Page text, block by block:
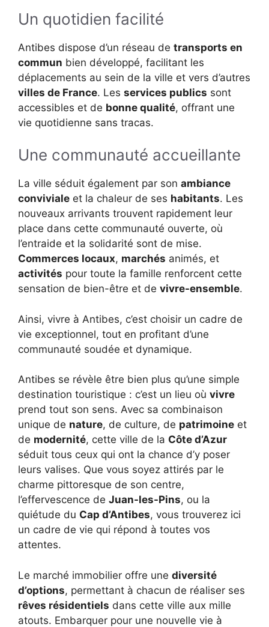
Un quotidien facilité
Antibes dispose d’un réseau de transports en
commun bien développé, facilitant les
déplacements au sein de la ville et vers d’autres
villes de France. Les services publics sont
accessibles et de bonne qualité, offrant une
vie quotidienne sans tracas.
Une communauté accueillante
La ville séduit également par son ambiance
conviviale et la chaleur de ses habitants. Les
nouveaux arrivants trouvent rapidement leur
place dans cette communauté ouverte, où
l’entraide et la solidarité sont de mise.
Commerces locaux, marchés animés, et
activités pour toute la famille renforcent cette
sensation de bien-être et de vivre-ensemble.
Ainsi, vivre à Antibes, c’est choisir un cadre de
vie exceptionnel, tout en profitant d’une
communauté soudée et dynamique.
Antibes se révèle être bien plus qu’une simple
destination touristique : c’est un lieu où vivre
prend tout son sens. Avec sa combinaison
unique de nature, de culture, de patrimoine et
de modernité, cette ville de la Côte d’Azur
séduit tous ceux qui ont la chance d’y poser
leurs valises. Que vous soyez attirés par le
charme pittoresque de son centre,
l’effervescence de Juan-les-Pins, ou la
quiétude du Cap d’Antibes, vous trouverez ici
un cadre de vie qui répond à toutes vos
attentes.
Le marché immobilier offre une diversité
d’options, permettant à chacun de réaliser ses
rêves résidentiels dans cette ville aux mille
atouts. Embarquer pour une nouvelle vie à